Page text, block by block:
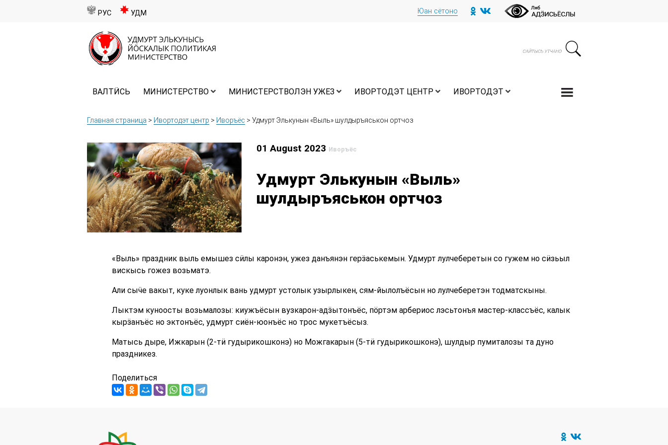
РУС УДМ Юан сётоно
ВАЛТӤСЬ МИНИСТЕРСТВО МИНИСТЕРСТВОЛЭН УЖЕЗ ИВОРТОДЭТ ЦЕНТР ИВОРТОДЭТ
Главная страница > Ивортодэт центр > Иворъёс > Удмурт Элькунын «Выль» шулдыръяськон ортчоз
01 August 2023 Иворъёс
Удмурт Элькунын «Выль»
шулдыръяськон ортчоз
«Выль» праздник выль емышез сӥлы каронэн, ужез данъянэн герӟаськемын. Удмурт лулчеберетын со гужем но сӥзьыл
вискысь гожез возьматэ.
Али сыӵе вакыт, куке луонлык вань удмурт устолык узырлыкен, сям-йылолъёсын но лулчеберетэн тодматскыны.
Лыктэм куноосты возьмалозы: киужъёсын вузкарон-адӟытонъёс, пӧртэм арбериос лэсьтонъя мастер-классъёс, калык
кырӟанъёс но эктонъёс, удмурт сиён-юонъёс но трос мукетъёсыз.
Матысь дыре, Ижкарын (2-тӥ гудырикошконэ) но Можгакарын (5-тӥ гудырикошконэ), шулдыр пумиталозы та дуно
праздникез.
Поделиться